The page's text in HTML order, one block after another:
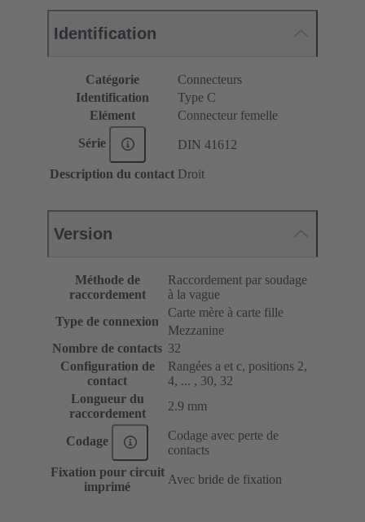
Identification
Catégorie
Connecteurs
Identification
Type C
Elément
Connecteur femelle
Série DIN 41612
Description du contact Droit
Version
Méthode de
raccordement
Raccordement par soudage
à la vague
Type de connexion
Carte mère à carte fille
Mezzanine
Nombre de contacts 32
Configuration de
contact
Rangées a et c, positions 2,
4, ... , 30, 32
Longueur du
raccordement
2.9 mm
Codage
Codage avec perte de
contacts
Fixation pour circuit
imprimé
Avec bride de fixation